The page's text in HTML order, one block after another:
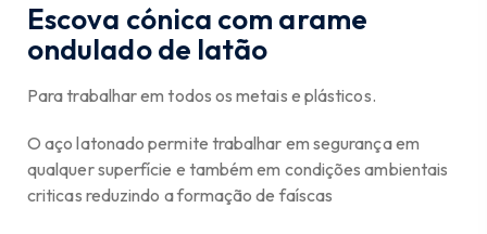
Escova cónica com arame
ondulado de latão
Para trabalhar em todos os metais e plásticos.
O aço latonado permite trabalhar em segurança em
qualquer superfície e também em condições ambientais
criticas reduzindo a formação de faíscas